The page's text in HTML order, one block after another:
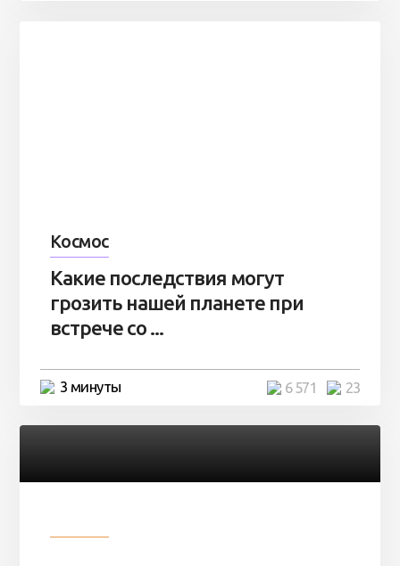
Космос
Какие последствия могут
грозить нашей планете при
встрече со ...
3 минуты 23
6 571